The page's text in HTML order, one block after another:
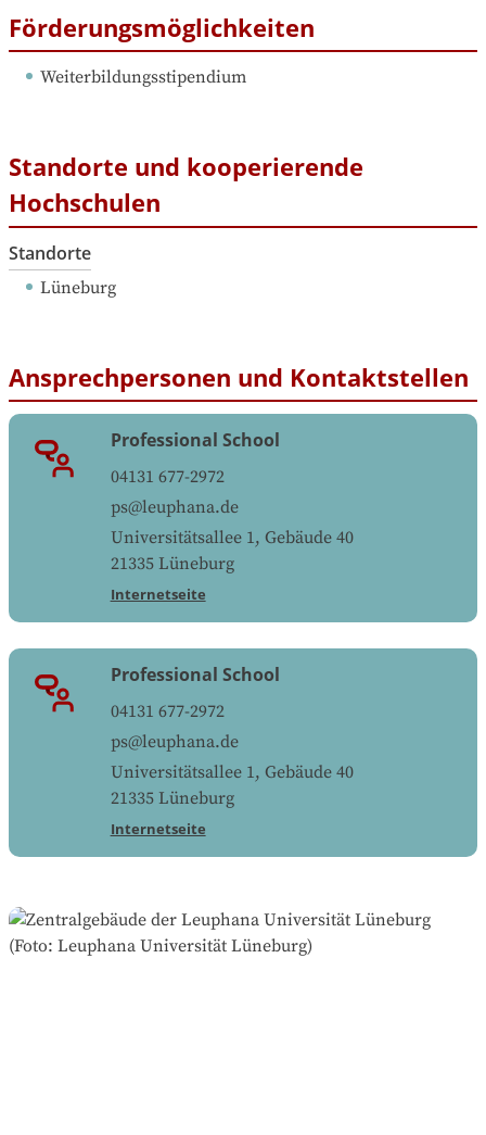
Förderungsmöglichkeiten
Weiterbildungsstipendium
Standorte und kooperierende
Hochschulen
Standorte
Lüneburg
Ansprechpersonen und Kontaktstellen
Professional School
04131 677-2972
ps@leuphana.de
Universitätsallee 1, Gebäude 40
21335 Lüneburg
Internetseite
Professional School
04131 677-2972
ps@leuphana.de
Universitätsallee 1, Gebäude 40
21335 Lüneburg
Internetseite